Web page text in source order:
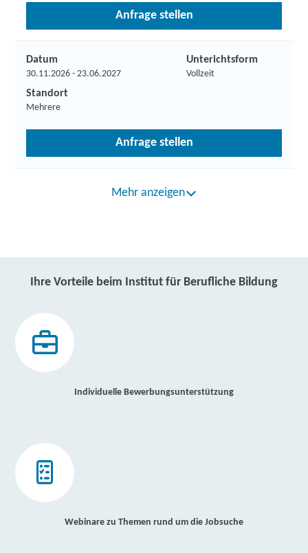
Anfrage stellen
Datum
30.11.2026 - 23.06.2027
Unterichtsform
Vollzeit
Standort
Mehrere
Anfrage stellen
Mehr anzeigen
Ihre Vorteile beim Institut für Berufliche Bildung
Individuelle Bewerbungsunterstützung
Webinare zu Themen rund um die Jobsuche